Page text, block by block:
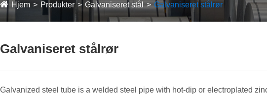
Hjem Produkter Galvaniseret stål Galvaniseret stålrør
Galvaniseret stålrør
Galvanized steel tube is a welded steel pipe with hot-dip or electroplated